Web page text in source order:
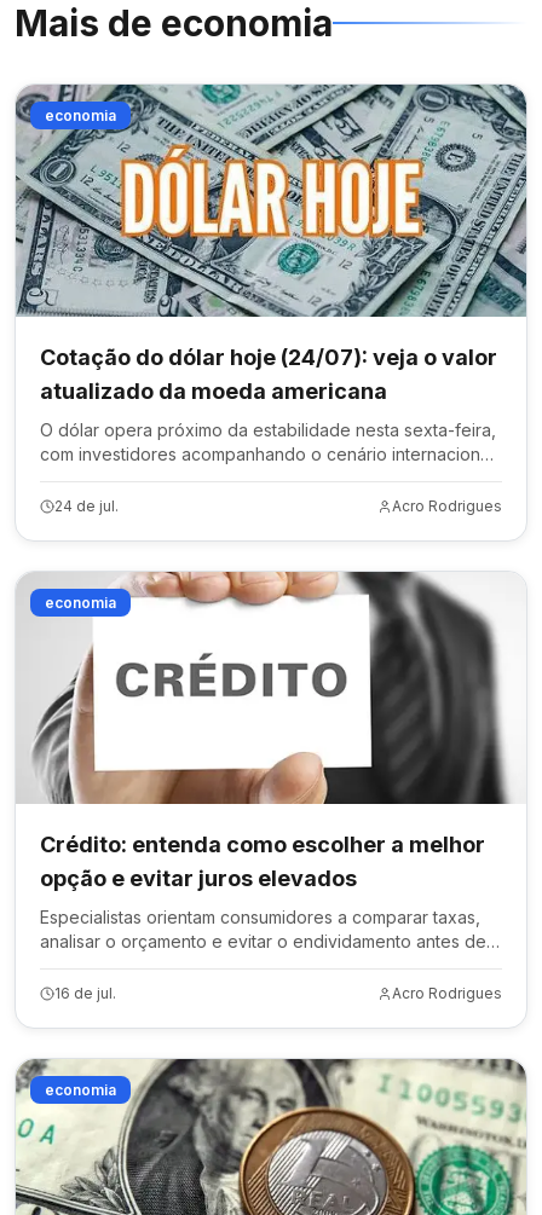
Mais de economia
economia
Cotação do dólar hoje (24/07): veja o valor
atualizado da moeda americana
O dólar opera próximo da estabilidade nesta sexta-feira,
com investidores acompanhando o cenário internacional
e os impactos das novas tarifas comerciais dos Estados
Unidos.
24 de jul. Acro Rodrigues
economia
Crédito: entenda como escolher a melhor
opção e evitar juros elevados
Especialistas orientam consumidores a comparar taxas,
analisar o orçamento e evitar o endividamento antes de
contratar empréstimos ou financiamentos.
16 de jul. Acro Rodrigues
economia